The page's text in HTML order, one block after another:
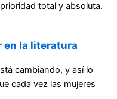
total y absoluta.
en la literatura
cambiando, y así lo
cada vez las mujeres